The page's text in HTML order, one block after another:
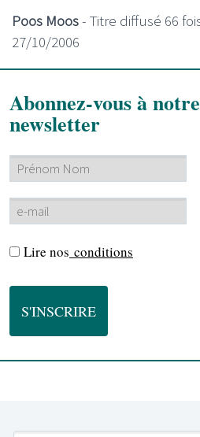
Poos Moos- Titre diffusé 66
27/10/2006
Abonnez-vous à notre
newsletter
Lire nos conditions